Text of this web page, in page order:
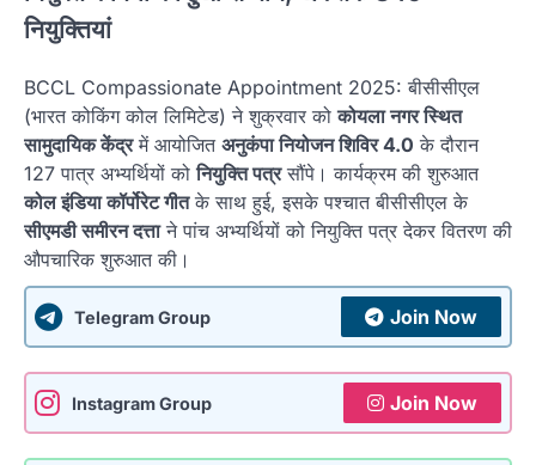
नियुक्तियां
BCCL Compassionate Appointment 2025: बीसीसीएल
(भारत कोकिंग कोल लिमिटेड) ने शुक्रवार कोकोयला नगर स्थित
सामुदायिक केंद्रमें आयोजित अनुकंपा नियोजन शिविर 4.0 के दौरान
127 पात्र अभ्यर्थियों कोनियुक्ति पत्रसौंपे। कार्यक्रम की शुरुआत
कोल इंडिया कॉर्पोरेट गीतके साथ हुई, इसके पश्चात बीसीसीएल के
सीएमडी समीरन दत्ताने पांच अभ्यर्थियों को नियुक्ति पत्र देकर वितरण की
औपचारिक शुरुआत की।
Telegram Group Join Now
Instagram Group Join Now